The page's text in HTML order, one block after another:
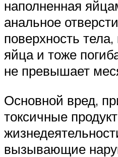
наполненная
анальное
поверхность
яйца и тоже
не превышает
Основной вред,
токсичные
вызывающие